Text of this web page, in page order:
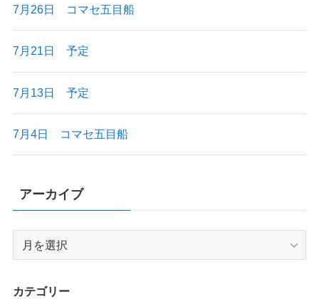
7月26日 コマセ五目船
7月21日 予定
7月13日 予定
7月4日 コマセ五目船
アーカイブ
イ
カテゴリー